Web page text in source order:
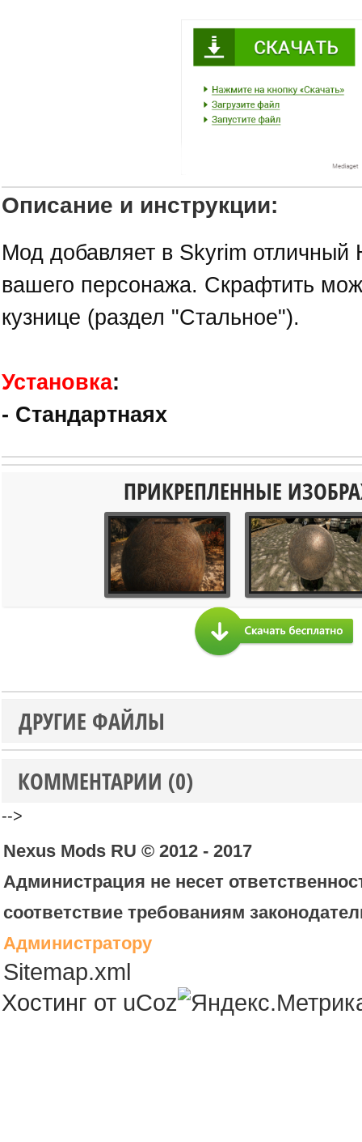
Описание и инструкции:
Мод добавляет в Skyrim отличный
вашего персонажа. Скрафтить
кузнице (раздел "Стальное").
Установка:
- Стандартнаях
ПРИКРЕПЛЕННЫЕ
ДРУГИЕ ФАЙЛЫ
КОММЕНТАРИИ (0)
-->
Nexus Mods RU © 2012 - 2017
Администрация не несет
соответствие требованиям
Администратору
Sitemap.xml
Хостинг от uCoz